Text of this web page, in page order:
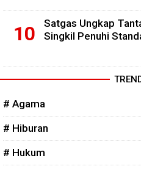
Satgas Ungkap
Singkil Penuhi
# Agama
# Hiburan
# Hukum